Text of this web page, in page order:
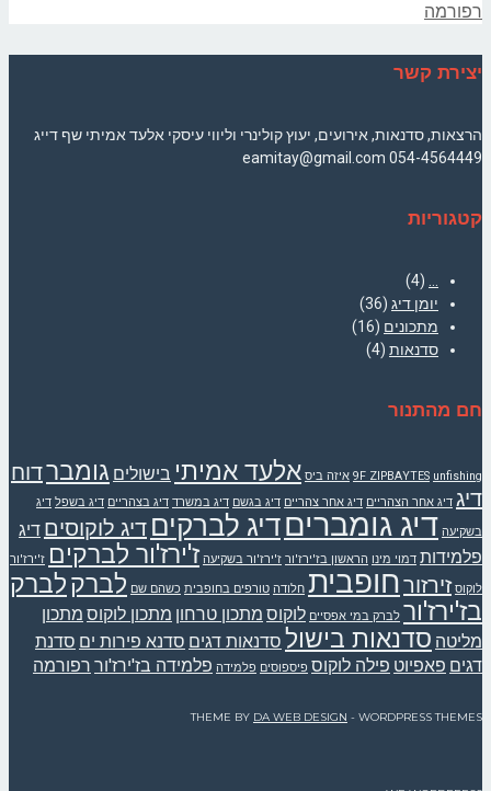
רפורמה
יצירת קשר
הרצאות, סדנאות, אירועים, יעוץ קולינרי וליווי עיסקי אלעד אמיתי שף דייג
054-4564449 eamitay@gmail.com
קטגוריות
(4)
יומן דיג (36)
מתכונים (16)
סדנאות (4)
חם מהתנור
9F ZIPBAYTES unfishing איזה ביס אלעד אמיתי בישולים גומברדוח
דיג דיג אחר הצהריים דיג אחר צהריים דיג בגשם דיג במשרד דיג בצהריים דיג בשפל דיג
בשקיעה דיג גומבריםדיג לברקים דיג לוקוסים דיג
פלמידות דמוי מינו הראשון בז'ירז'ור ז'ירז'ור בשקיעה ז'ירז'ור לברקים ז'ירז'ור
לוקוס זירזורחופבית חלודה טורפים בחופבית כשהם שם לברקלברק
בז'ירז'ור לברק במי אפסיים לוקוס מתכון טרחון מתכון לוקוס מתכון
מליטה סדנאות בישול סדנאות דגים סדנא פירות ים סדנת
דגים פאפיוט פילה לוקוס פיספוסים פלמידה פלמידה בז'ירז'ור רפורמה
THEME BY DA WEB DESIGN - WORDPRESS THEMES